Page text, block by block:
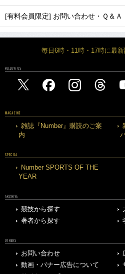
[有料会員限定] お問い合わせ・Ｑ＆Ａ
毎日6時・11時・17時に最
FOLLOW US
MAGAZINE
雑誌『Number』購読のご案
内
SPECIAL
Number SPORTS OF THE
YEAR
ARCHIVE
競技から探す
著者から探す
OTHERS
お問い合わせ
動画・バナー広告について